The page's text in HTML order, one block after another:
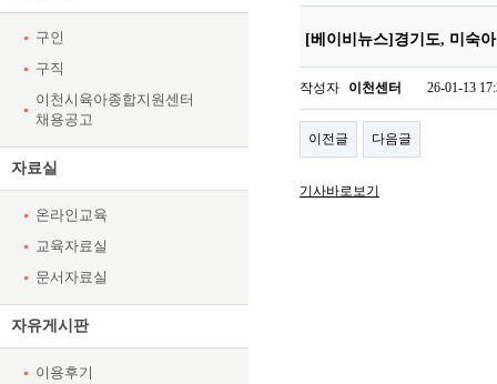
구인
구직
이천시육아종합지원센터
채용공고
자료실
온라인교육
교육자료실
문서자료실
자유게시판
이용후기
[베이비뉴스]경기도, 미숙
작성자 이천센터 26-01-13
이전글 다음글
기사바로보기